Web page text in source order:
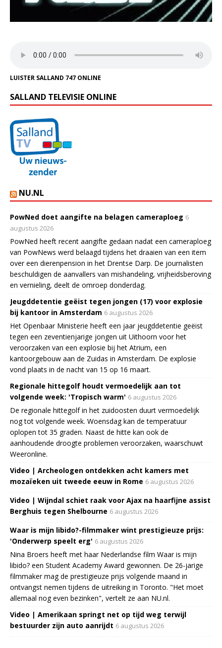
LUISTER SALLAND 747 ONLINE
SALLAND TELEVISIE ONLINE
NU.NL
PowNed doet aangifte na belagen cameraploeg 6
augustus 2026
PowNed heeft recent aangifte gedaan nadat een cameraploeg
van PowNews werd belaagd tijdens het draaien van een item
over een dierenpension in het Drentse Darp. De journalisten
beschuldigen de aanvallers van mishandeling, vrijheidsberoving
en vernieling, deelt de omroep donderdag.
Jeugddetentie geëist tegen jongen (17) voor explosie
bij kantoor in Amsterdam 6 augustus 2026
Het Openbaar Ministerie heeft een jaar jeugddetentie geëist
tegen een zeventienjarige jongen uit Uithoorn voor het
veroorzaken van een explosie bij het Atrium, een
kantoorgebouw aan de Zuidas in Amsterdam. De explosie
vond plaats in de nacht van 15 op 16 maart.
Regionale hittegolf houdt vermoedelijk aan tot
volgende week: 'Tropisch warm' 6 augustus 2026
De regionale hittegolf in het zuidoosten duurt vermoedelijk
nog tot volgende week. Woensdag kan de temperatuur
oplopen tot 35 graden. Naast de hitte kan ook de
aanhoudende droogte problemen veroorzaken, waarschuwt
Weeronline.
Video | Archeologen ontdekken acht kamers met
mozaïeken uit tweede eeuw in Rome 6 augustus 2026
Video | Wijndal schiet raak voor Ajax na haarfijne assist
Berghuis tegen Shelbourne 6 augustus 2026
Waar is mijn libido?-filmmaker wint prestigieuze prijs:
'Onderwerp speelt erg' 6 augustus 2026
Nina Broers heeft met haar Nederlandse film Waar is mijn
libido? een Student Academy Award gewonnen. De 26-jarige
filmmaker mag de prestigieuze prijs volgende maand in
ontvangst nemen tijdens de uitreiking in Toronto. "Het moet
allemaal nog even bezinken", vertelt ze aan NU.nl.
Video | Amerikaan springt net op tijd weg terwijl
bestuurder zijn auto aanrijdt 6 augustus 2026